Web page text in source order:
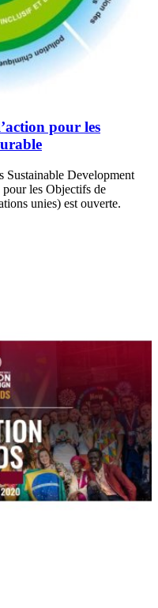
pour les
Development
les Objectifs de
unies) est ouverte.